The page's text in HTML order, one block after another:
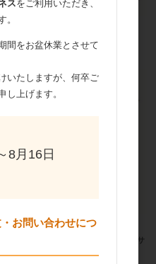
イズム 発酵バタークロワッサンシート
冷凍便 取寄商品
イズム フランス産発酵バタークロワッサ
スをご利用いただき、
。
間をお盆休業とさせて
いたしますが、何卒ご
し上げます。
8月16日
お問い合わせにつ